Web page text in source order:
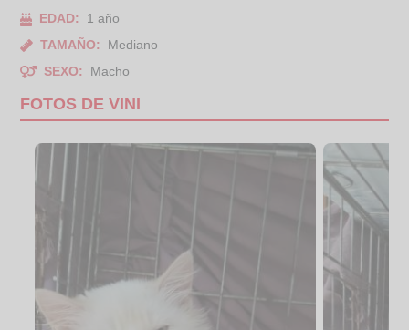
EDAD:
1 año
TAMAÑO:
Mediano
SEXO:
Macho
FOTOS DE VINI